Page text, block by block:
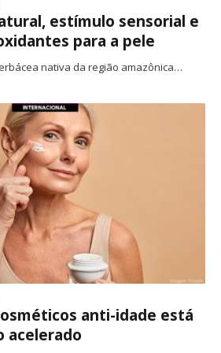
estímulo sensorial e
para a pele
nativa da região amazônica…
anti-idade está
acelerado